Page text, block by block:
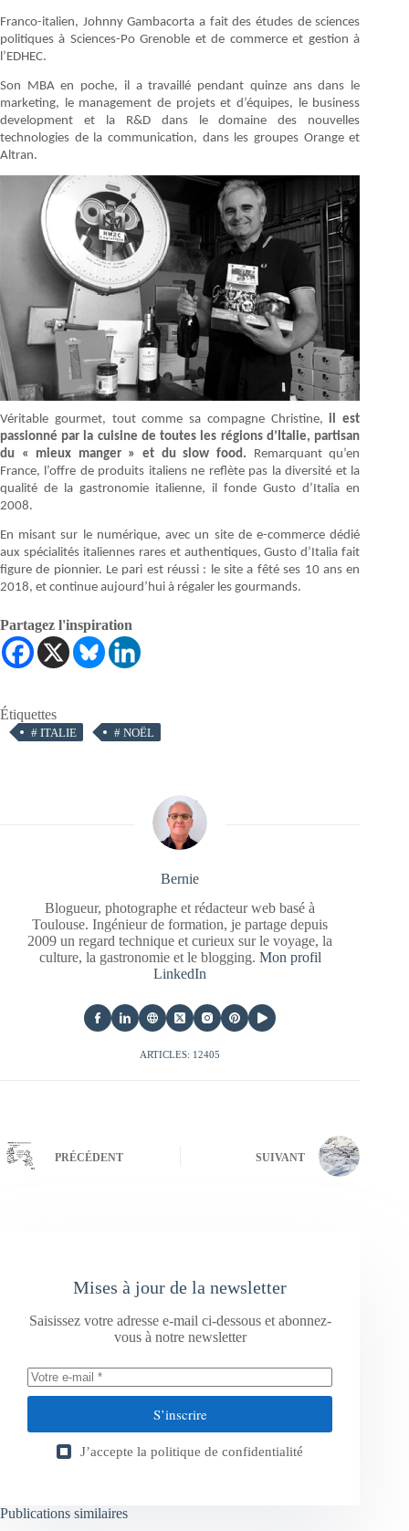
Franco-italien, Johnny Gambacorta a fait des études de sciences
politiques à Sciences-Po Grenoble et de commerce et gestion à
l’EDHEC.
Son MBA en poche, il a travaillé pendant quinze ans dans le
marketing, le management de projets et d’équipes, le business
development et la R&D dans le domaine des nouvelles
technologies de la communication, dans les groupes Orange et
Altran.
Véritable gourmet, tout comme sa compagne Christine,il est
passionné par la cuisine de toutes les régions d’Italie, partisan
du « mieux manger » et du slow food. Remarquant qu’en
France, l’offre de produits italiens ne reflète pas la diversité et la
qualité de la gastronomie italienne, il fonde Gusto d’Italia en
2008.
En misant sur le numérique, avec un site de e-commerce dédié
aux spécialités italiennes rares et authentiques, Gusto d’Italia fait
figure de pionnier. Le pari est réussi : le site a fêté ses 10 ans en
2018, et continue aujourd’hui à régaler les gourmands.
Partagez l'inspiration
Étiquettes
# ITALIE # NOËL
Bernie
Blogueur, photographe et rédacteur web basé à
Toulouse. Ingénieur de formation, je partage depuis
2009 un regard technique et curieux sur le voyage, la
culture, la gastronomie et le blogging. Mon profil
LinkedIn
ARTICLES: 12405
PRÉCÉDENT SUIVANT
Mises à jour de la newsletter
Saisissez votre adresse e-mail ci-dessous et abonnez-
vous à notre newsletter
S’inscrire
J’accepte la politique de confidentialité
Publications similaires